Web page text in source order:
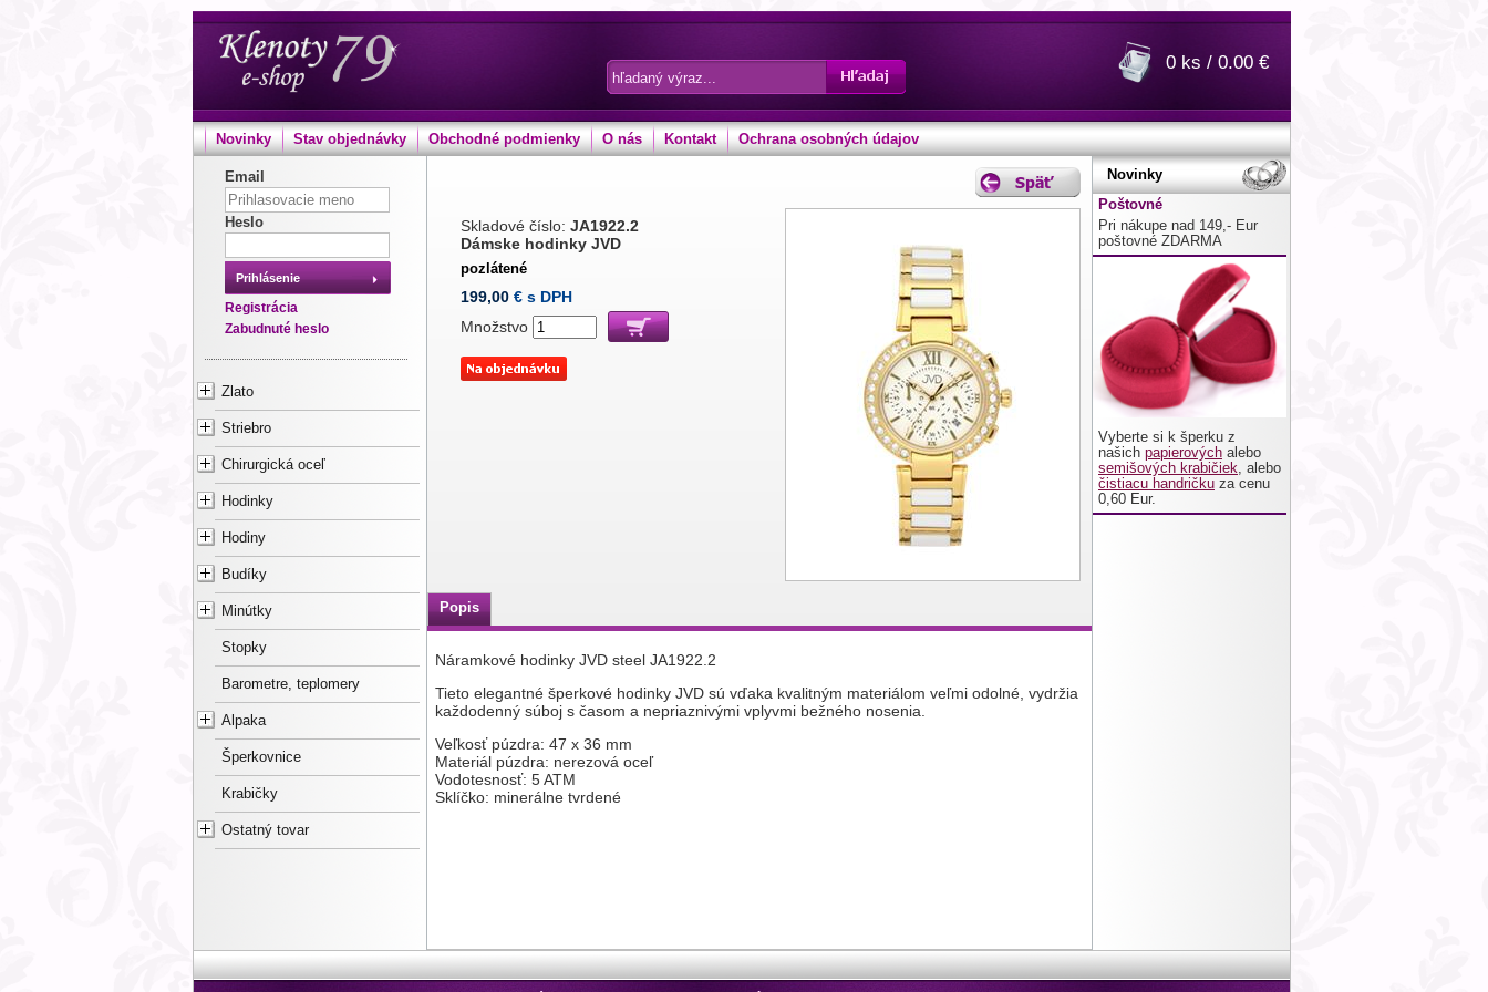
0 ks / 0.00 €
Novinky Stav objednávky Obchodné podmienky O nás Kontakt Ochrana osobných údajov
Email
Heslo
Prihlásenie
Registrácia
Zabudnuté heslo
Zlato
Striebro
Chirurgická oceľ
Hodinky
Hodiny
Budíky
Minútky
Stopky
Barometre, teplomery
Alpaka
Šperkovnice
Krabičky
Ostatný tovar
Skladové číslo: JA1922.2
Dámske hodinky JVD
pozlátené
199,00 € s DPH
Množstvo
Popis
Náramkové hodinky JVD steel JA1922.2
Tieto elegantné šperkové hodinky JVD sú vďaka kvalitným materiálom veľmi odolné, vydržia
každodenný súboj s časom a nepriaznivými vplyvmi bežného nosenia.
Veľkosť púzdra: 47 x 36 mm
Materiál púzdra: nerezová oceľ
Vodotesnosť: 5 ATM
Sklíčko: minerálne tvrdené
Novinky
Poštovné
Pri nákupe nad 149,- Eur
poštovné ZDARMA
Vyberte si k šperku z
našich papierových alebo
semišových krabičiek, alebo
čistiacu handričku za cenu
0,60 Eur.